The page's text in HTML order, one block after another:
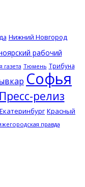
Нижний Новгород
рабочий
газета Тюмень Трибуна
Софья
Пресс-релиз
Екатеринбург Красный
правда